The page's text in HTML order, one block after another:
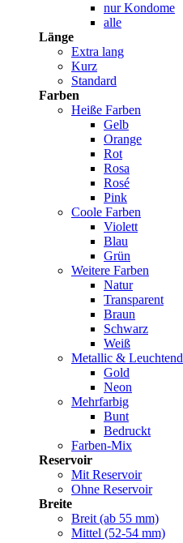
nur Kondome
alle
Länge
Extra lang
Kurz
Standard
Farben
Heiße Farben
Gelb
Orange
Rot
Rosa
Rosé
Pink
Coole Farben
Violett
Blau
Grün
Weitere Farben
Natur
Transparent
Braun
Schwarz
Weiß
Metallic & Leuchtend
Gold
Neon
Mehrfarbig
Bunt
Bedruckt
Farben-Mix
Reservoir
Mit Reservoir
Ohne Reservoir
Breite
Breit (ab 55 mm)
Mittel (52-54 mm)